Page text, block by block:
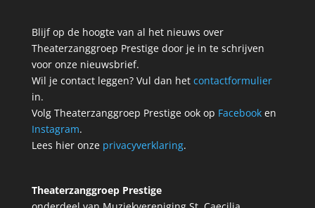
Blijf op de hoogte van al het nieuws over
Theaterzanggroep Prestige door je in te schrijven
voor onze nieuwsbrief.
Wil je contact leggen? Vul dan het contactformulier
in.
Volg Theaterzanggroep Prestige ook op Facebooken
Instagram.
Lees hier onze privacyverklaring.
Theaterzanggroep Prestige